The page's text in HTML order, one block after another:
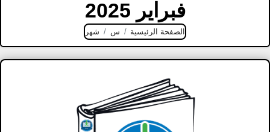
فبراير 2025
الصفحة الرئيسية س شهر